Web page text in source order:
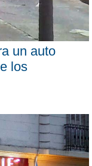
un auto
los